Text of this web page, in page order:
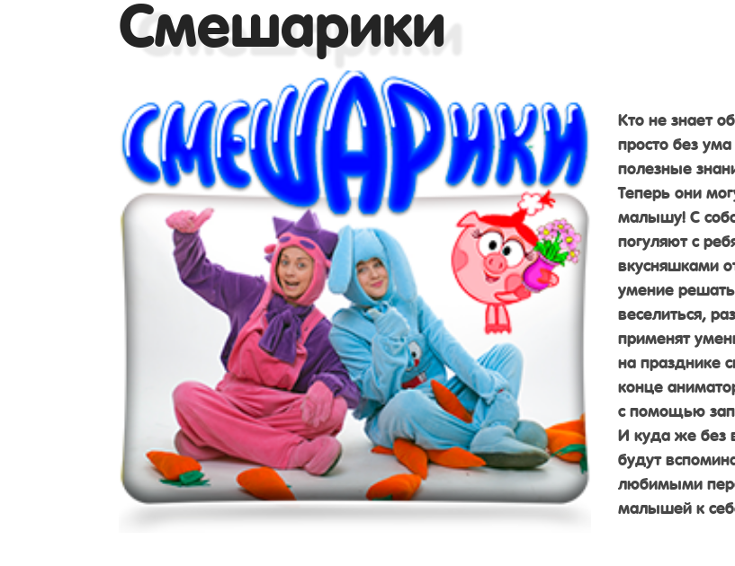
Кто не знает
просто без
полезные
Теперь они
малышу! С
погуляют с
вкусняшками
умение
веселиться,
применят
на празднике
конце
с помощью
И куда же без
будут
любимыми
малышей к